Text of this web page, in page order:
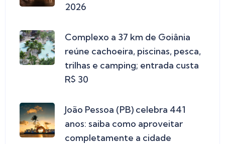
2026
Complexo a 37 km de Goiânia
reúne cachoeira, piscinas, pesca,
trilhas e camping; entrada custa
R$ 30
João Pessoa (PB) celebra 441
anos: saiba como aproveitar
completamente a cidade